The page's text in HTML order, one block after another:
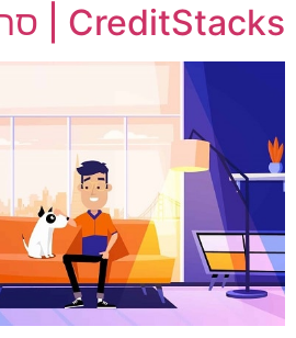
CreditStacks | סרטון תדמית